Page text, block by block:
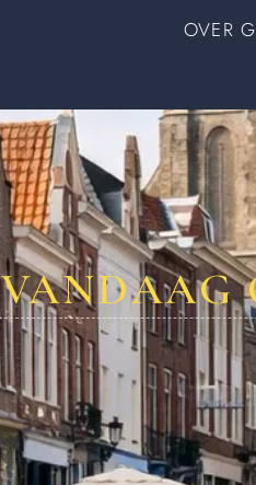
OVER
VANDAAG